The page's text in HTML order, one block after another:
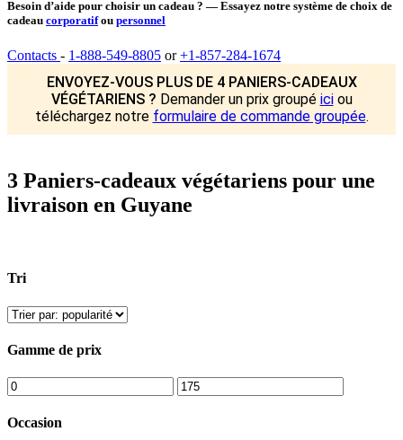
Besoin d’aide pour choisir un cadeau ? — Essayez notre système de choix de
cadeau corporatifou personnel
Contacts - 1-888-549-8805 or+1-857-284-1674
ENVOYEZ-VOUS PLUS DE 4 PANIERS-CADEAUX
VÉGÉTARIENS ? Demander un prix groupé iciou
téléchargez notre formulaire de commande groupée.
3 Paniers-cadeaux végétariens pour une
livraison en Guyane
Tri
Gamme de prix
Occasion